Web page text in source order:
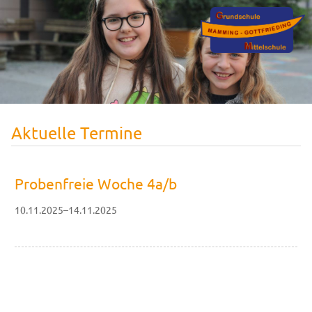
Aktuelle Termine
Probenfreie Woche 4a/b
10.11.2025–14.11.2025